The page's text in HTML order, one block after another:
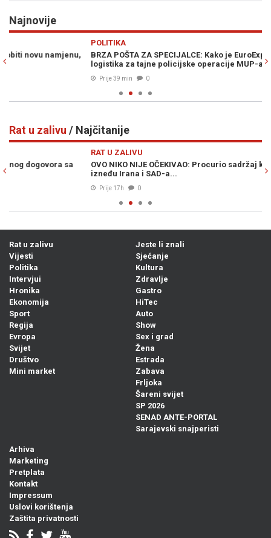
Najnovije
BRZA POŠTA ZA SPECIJALCE: Kako je EuroExpress postao
logistika za tajne policijske operacije MUP-a RS
Rat u zalivu / Najčitanije
OVO NIKO NIJE OČEKIVAO: Procurio sadržaj konačnog sporazuma
izneđu Irana i SAD-a...
Rat u zalivu
Vijesti
Politika
Intervjui
Hronika
Ekonomija
Sport
Regija
Evropa
Svijet
Društvo
Mini market
Jeste li znali
Sjećanje
Kultura
Zdravlje
Gastro
HiTec
Auto
Show
Sex i grad
Žena
Estrada
Zabava
Frljoka
Šareni svijet
SP 2026
SENAD ANTE-PORTAL
Sarajevski snajperisti
Arhiva
Marketing
Pretplata
Kontakt
Impressum
Uslovi korištenja
Zaštita privatnosti